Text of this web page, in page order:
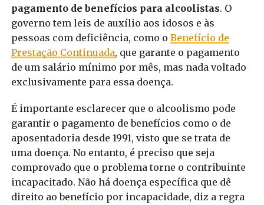
pagamento de benefícios para alcoolistas. O
governo tem leis de auxílio aos idosos e às
pessoas com deficiência, como o Benefício de
Prestação Continuada, que garante o pagamento
de um salário mínimo por mês, mas nada voltado
exclusivamente para essa doença.
É importante esclarecer que o alcoolismo pode
garantir o pagamento de benefícios como o de
aposentadoria desde 1991, visto que se trata de
uma doença. No entanto, é preciso que seja
comprovado que o problema torne o contribuinte
incapacitado. Não há doença específica que dê
direito ao benefício por incapacidade, diz a regra